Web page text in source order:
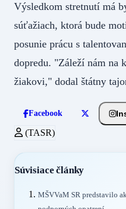
Výsledkom stretnutí má
súťažiach, ktorá bude
posunie prácu s
dopredu. "Záleží nám na
žiakovi," dodal štátny
Facebook
(TASR)
Súvisiace články
MŠVVaM SR predstavilo